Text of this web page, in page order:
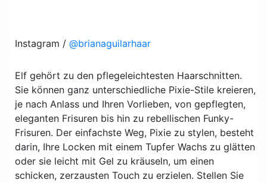
Instagram / @brianaguilarhaar
Elf gehört zu den pflegeleichtesten Haarschnitten.
Sie können ganz unterschiedliche Pixie-Stile kreieren,
je nach Anlass und Ihren Vorlieben, von gepflegten,
eleganten Frisuren bis hin zu rebellischen Funky-
Frisuren. Der einfachste Weg, Pixie zu stylen, besteht
darin, Ihre Locken mit einem Tupfer Wachs zu glätten
oder sie leicht mit Gel zu kräuseln, um einen
schicken, zerzausten Touch zu erzielen. Stellen Sie